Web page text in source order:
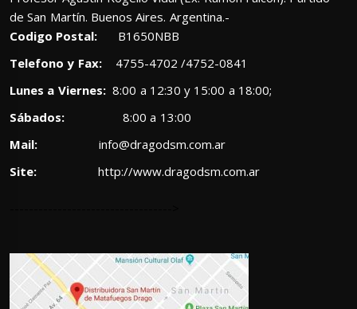
de San Martín. Buenos Aires. Argentina.-
Codigo Postal: B1650NBB
Telefono y Fax:4755-4702 /4752-0841
Lunes a Viernes:8:00 a 12:30 y 15:00 a 18:00;
Sábados: 8:00 a 13:00
Mail:
info@dragodsm.com.ar
Site:
http://www.dragodsm.com.ar